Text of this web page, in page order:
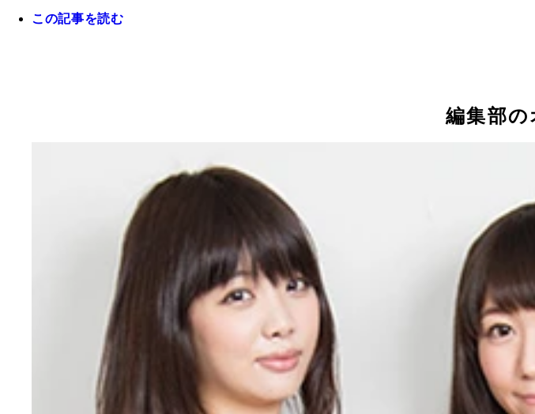
今回、貝山編集長（実は集英社・野球部監督）を相手に剛速球を投げてくれた！
集英社チームのギャラリーも彼女のピッチングをひと目見たいと集まり見守った！
この記事を読む
編集部の